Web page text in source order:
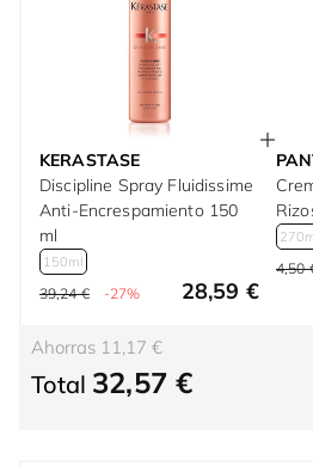
KERASTASE
Discipline Spray Fluidissime
Anti-Encrespamiento 150
ml
150ml
39,24 € -27% 28,59 €
4,50
Ahorras 11,17 €
Total 32,57 €